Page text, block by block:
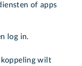
of apps
log in.
koppeling wilt